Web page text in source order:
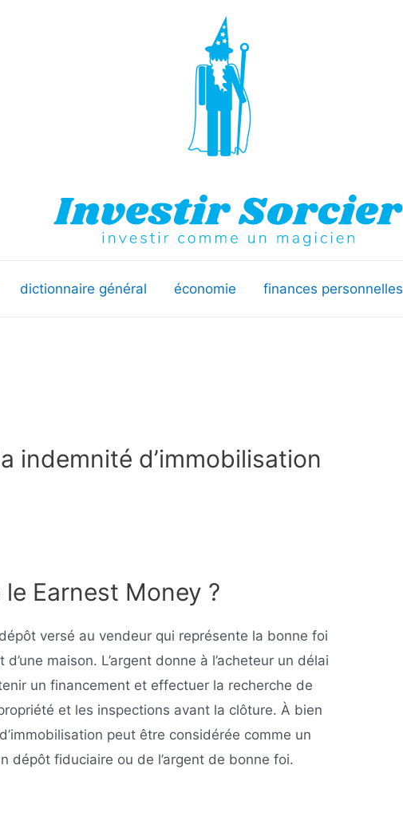
dictionnaire général économie finances personnelles
indemnité d’immobilisation
le Earnest Money ?
versé au vendeur qui représente la bonne foi
d’une maison. L’argent donne à l’acheteur un délai
un financement et effectuer la recherche de
et les inspections avant la clôture. À bien
peut être considérée comme un
dépôt fiduciaire ou de l’argent de bonne foi.